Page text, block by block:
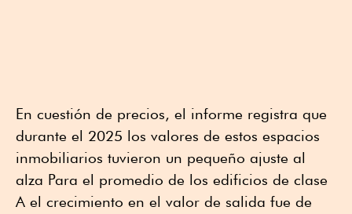
En cuestión de precios, el informe registra que
durante el 2025 los valores de estos espacios
inmobiliarios tuvieron un pequeño ajuste al
alza Para el promedio de los edificios de clase
A el crecimiento en el valor de salida fue de